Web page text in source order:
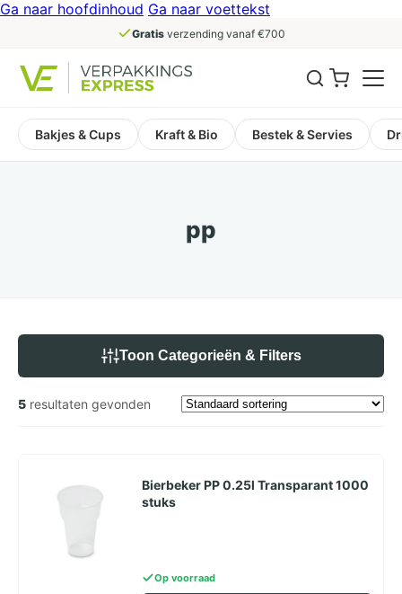
Ga naar hoofdinhoud Ga naar voettekst
Gratisverzending vanaf €700
Bakjes & Cups Kraft & Bio Bestek & Servies
pp
Toon Categorieën & Filters
5 resultaten gevonden
Bierbeker PP 0.25l Transparant 1000
stuks
Op voorraad